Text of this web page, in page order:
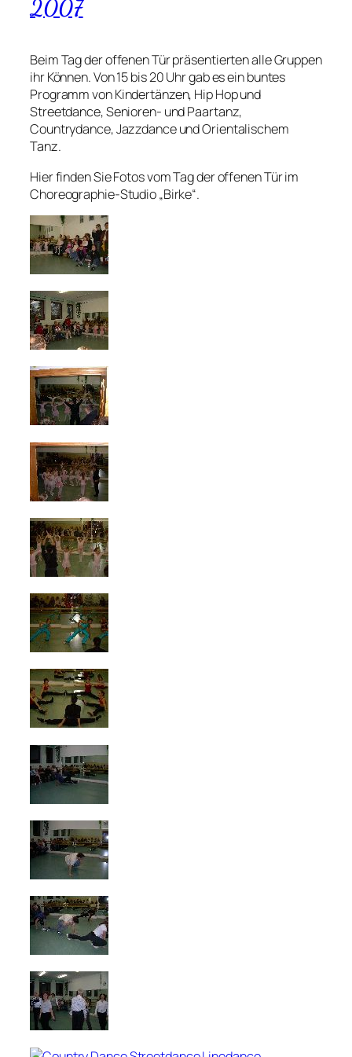
2007
Beim Tag der offenen Tür präsentierten alle Gruppen
ihr Können. Von 15 bis 20 Uhr gab es ein buntes
Programm von Kindertänzen, Hip Hop und
Streetdance, Senioren- und Paartanz,
Countrydance, Jazzdance und Orientalischem
Tanz.
Hier finden Sie Fotos vom Tag der offenen Tür im
Choreographie-Studio „Birke“.